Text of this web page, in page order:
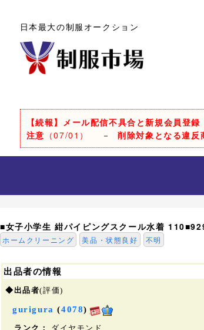
日本最大の制服オークション
【続報】メール配信不具合と新規会員登録
注意 （07/01） －削除対象となる違反
■女子小学生 紺パイピングスクール水着
ホームクリーニング 美品・状態良好 不明
出品者の情報
◆出品者(評価)
gurigura (4078)
ランク：
ダイヤモンド